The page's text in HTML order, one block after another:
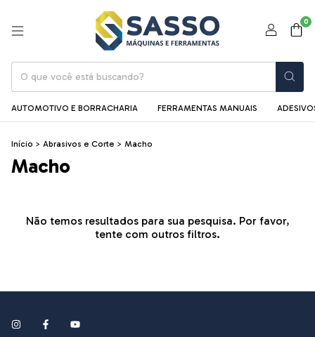
0
AUTOMOTIVO E BORRACHARIA FERRAMENTAS MANUAIS
Início > Abrasivos e Corte > Macho
Macho
Não temos resultados para sua pesquisa. Por favor,
tente com outros filtros.